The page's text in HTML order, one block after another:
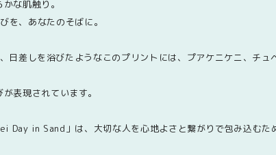
な肌触り。
、あなたのそばに。
日差しを浴びたようなこのプリントには、プアケニケニ、チ
表現されています。
Day in Sand」は、大切な人を心地よさと繋がりで包み込むた